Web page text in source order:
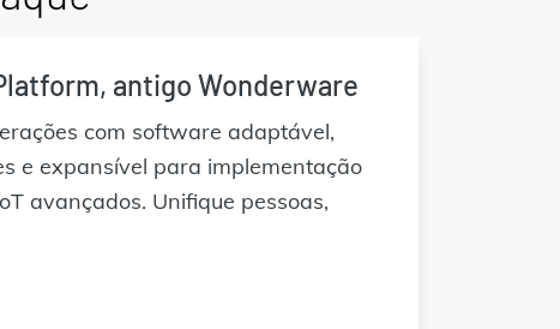
antigo Wonderware
com software adaptável,
e expansível para implementação
avançados. Unifique pessoas,